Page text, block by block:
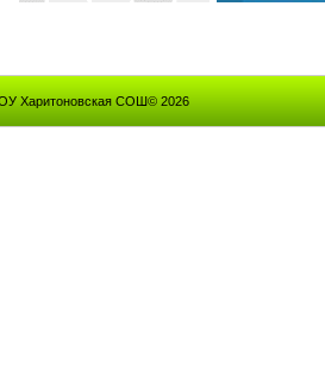
Харитоновская СОШ© 2026